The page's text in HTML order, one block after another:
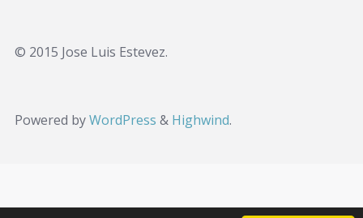
© 2015 Jose Luis Estevez.
Powered byWordPress & Highwind.